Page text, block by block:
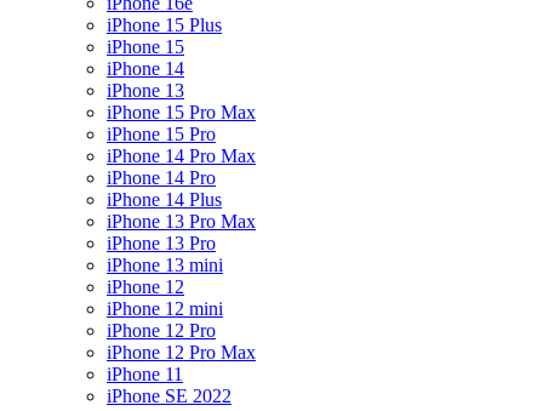
iPhone 15 Plus
iPhone 15
iPhone 14
iPhone 13
iPhone 15 Pro Max
iPhone 15 Pro
iPhone 14 Pro Max
iPhone 14 Pro
iPhone 14 Plus
iPhone 13 Pro Max
iPhone 13 Pro
iPhone 13 mini
iPhone 12
iPhone 12 mini
iPhone 12 Pro
iPhone 12 Pro Max
iPhone 11
iPhone SE 2022